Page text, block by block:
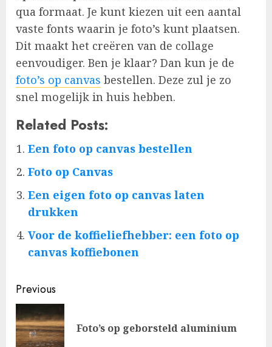
qua formaat. Je kunt kiezen uit een aantal
vaste fonts waarin je foto’s kunt plaatsen.
Dit maakt het creëren van de collage
eenvoudiger. Ben je klaar? Dan kun je de
foto’s op canvas bestellen. Deze zul je zo
snel mogelijk in huis hebben.
Related Posts:
Een foto op canvas bestellen
Foto op Canvas
Een eigen foto op canvas laten
drukken
Voor de koffieliefhebber: een foto op
canvas koffiebonen
Post
navigation
Previous
Foto’s op geborsteld aluminium